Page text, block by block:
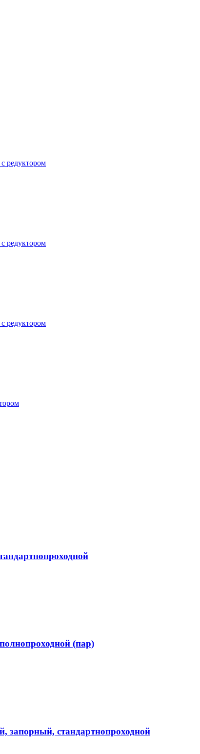
редуктором
редуктором
редуктором
(пар)
стандартнопроходной